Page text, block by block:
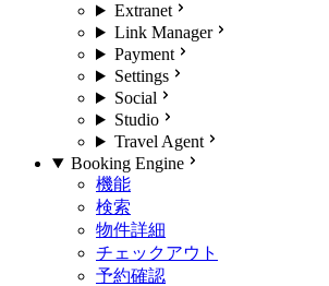
Extranet
Link Manager
Payment
Settings
Social
Studio
Travel Agent
Booking Engine
機能
検索
物件詳細
チェックアウト
予約確認